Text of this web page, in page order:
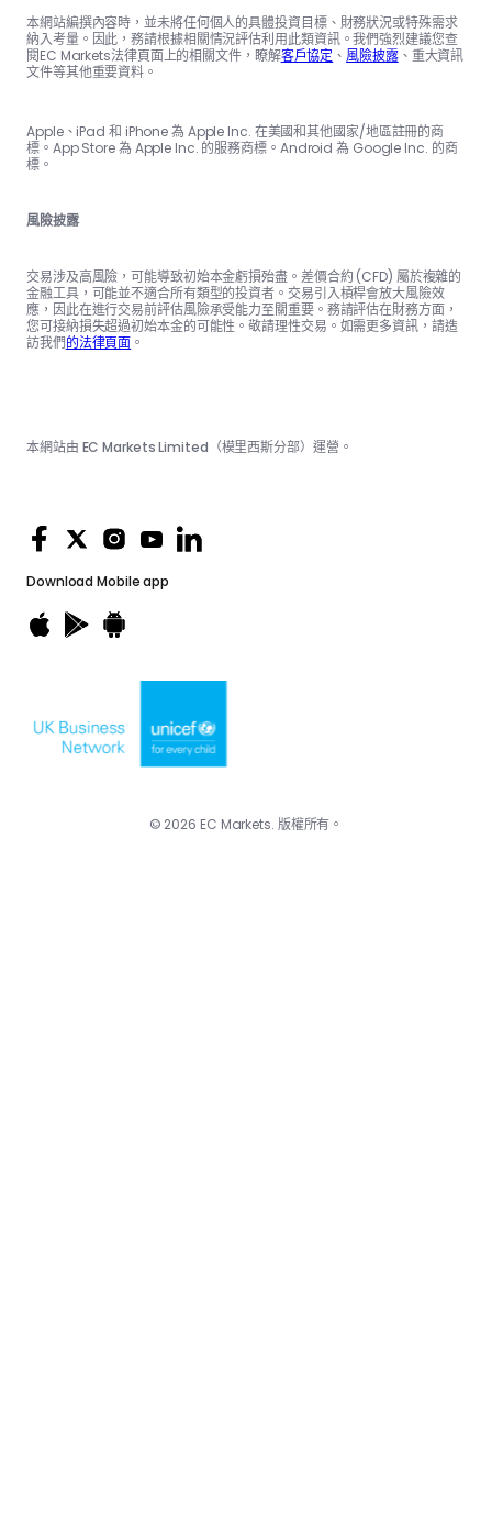
本網站編撰內容時，並未將任何個人的具體投資目標、財務狀況或特殊需求
納入考量。因此，務請根據相關情況評估利用此類資訊。我們強烈建議您查
閱EC Markets法律頁面上的相關文件，瞭解客戶協定 、風險披露、重大資訊
文件等其他重要資料。
Apple、iPad 和 iPhone 為 Apple Inc. 在美國和其他國家/地區註冊的商
標。App Store 為 Apple Inc. 的服務商標。Android 為 Google Inc. 的商
標。
風險披露
交易涉及高風險，可能導致初始本金虧損殆盡。差價合約 (CFD) 屬於複雜的
金融工具，可能並不適合所有類型的投資者。交易引入槓桿會放大風險效
應，因此在進行交易前評估風險承受能力至關重要。務請評估在財務方面，
您可接納損失超過初始本金的可能性。敬請理性交易。如需更多資訊，請造
訪我們的法律頁面 。
Download Mobile app
本網站由 EC Markets Limited（模里西斯分部）運營。
© 2026 EC Markets. 版權所有。